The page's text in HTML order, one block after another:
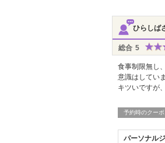
ひらしば
総合 5
食事制限無し
意識はしてい
キツいですが
予約時のクー
パーソナル